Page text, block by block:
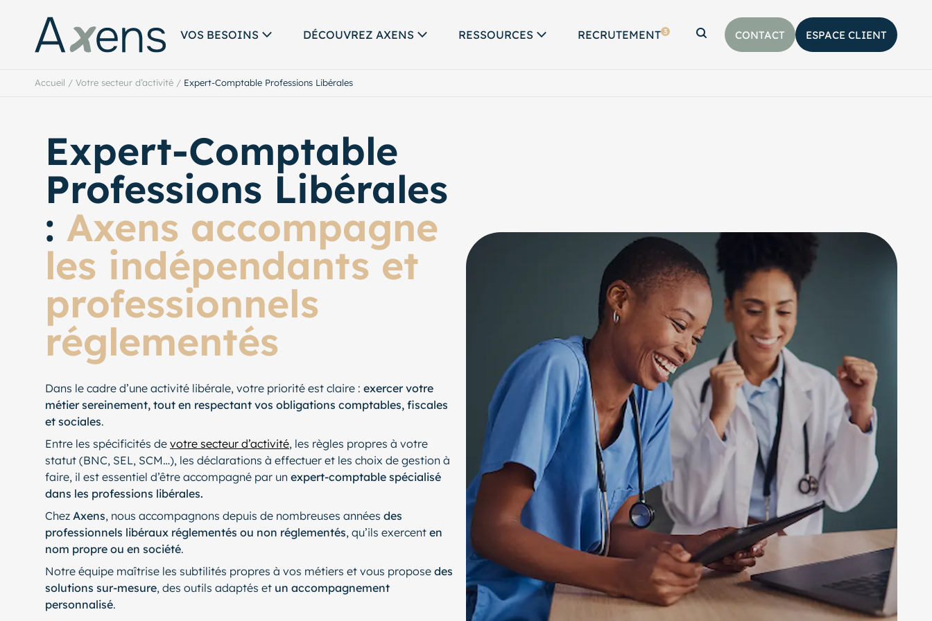
VOS BESOINS DÉCOUVREZ AXENS RESSOURCES RECRUTEMENT 3
Afficher la barre de recherche
CONTACT ESPACE CLIENT
Accueil / Votre secteur d’activité / Expert-Comptable Professions Libérales
Expert-Comptable
Professions Libérales
: Axens accompagne
les indépendants et
professionnels
réglementés
Dans le cadre d’une activité libérale, votre priorité est claire : exercer votre
métier sereinement, tout en respectant vos obligations comptables, fiscales
et sociales.
Entre les spécificités de votre secteur d’activité, les règles propres à votre
statut (BNC, SEL, SCM…), les déclarations à effectuer et les choix de gestion à
faire, il est essentiel d’être accompagné par un expert-comptable spécialisé
dans les professions libérales.
Chez Axens, nous accompagnons depuis de nombreuses années des
professionnels libéraux réglementés ou non réglementés, qu’ils exercent en
nom propre ou en société.
Notre équipe maîtrise les subtilités propres à vos métiers et vous propose des
solutions sur-mesure, des outils adaptés et un accompagnement
personnalisé.